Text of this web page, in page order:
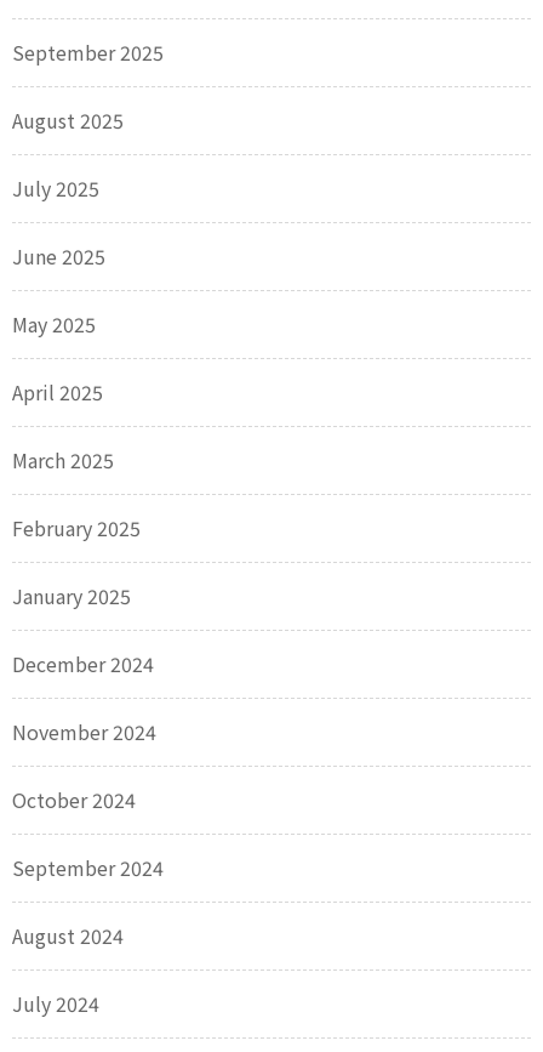
September 2025
August 2025
July 2025
June 2025
May 2025
April 2025
March 2025
February 2025
January 2025
December 2024
November 2024
October 2024
September 2024
August 2024
July 2024